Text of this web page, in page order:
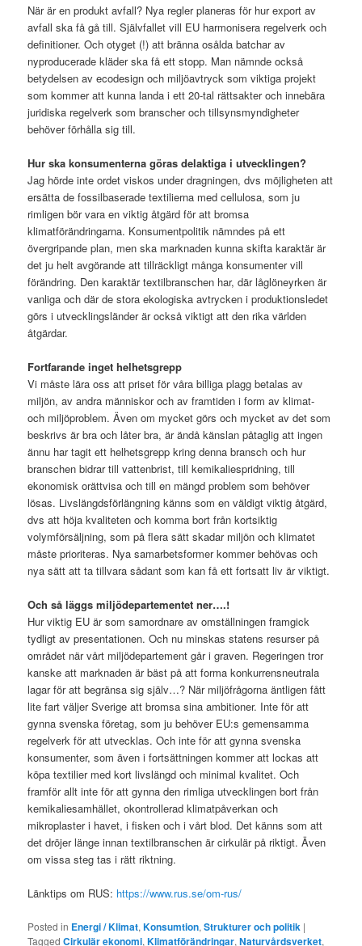
När är en produkt avfall? Nya regler planeras för hur export av
avfall ska få gå till. Självfallet vill EU harmonisera regelverk och
definitioner. Och otyget (!) att bränna osålda batchar av
nyproducerade kläder ska få ett stopp. Man nämnde också
betydelsen av ecodesign och miljöavtryck som viktiga projekt
som kommer att kunna landa i ett 20-tal rättsakter och innebära
juridiska regelverk som branscher och tillsynsmyndigheter
behöver förhålla sig till.
Hur ska konsumenterna göras delaktiga i utvecklingen?
Jag hörde inte ordet viskos under dragningen, dvs möjligheten att
ersätta de fossilbaserade textilierna med cellulosa, som ju
rimligen bör vara en viktig åtgärd för att bromsa
klimatförändringarna. Konsumentpolitik nämndes på ett
övergripande plan, men ska marknaden kunna skifta karaktär är
det ju helt avgörande att tillräckligt många konsumenter vill
förändring. Den karaktär textilbranschen har, där låglöneyrken är
vanliga och där de stora ekologiska avtrycken i produktionsledet
görs i utvecklingsländer är också viktigt att den rika världen
åtgärdar.
Fortfarande inget helhetsgrepp
Vi måste lära oss att priset för våra billiga plagg betalas av
miljön, av andra människor och av framtiden i form av klimat-
och miljöproblem. Även om mycket görs och mycket av det som
beskrivs är bra och låter bra, är ändå känslan påtaglig att ingen
ännu har tagit ett helhetsgrepp kring denna bransch och hur
branschen bidrar till vattenbrist, till kemikaliespridning, till
ekonomisk orättvisa och till en mängd problem som behöver
lösas. Livslängdsförlängning känns som en väldigt viktig åtgärd,
dvs att höja kvaliteten och komma bort från kortsiktig
volymförsäljning, som på flera sätt skadar miljön och klimatet
måste prioriteras. Nya samarbetsformer kommer behövas och
nya sätt att ta tillvara sådant som kan få ett fortsatt liv är viktigt.
Och så läggs miljödepartementet ner….!
Hur viktig EU är som samordnare av omställningen framgick
tydligt av presentationen. Och nu minskas statens resurser på
området när vårt miljödepartement går i graven. Regeringen tror
kanske att marknaden är bäst på att forma konkurrensneutrala
lagar för att begränsa sig själv…? När miljöfrågorna äntligen fått
lite fart väljer Sverige att bromsa sina ambitioner. Inte för att
gynna svenska företag, som ju behöver EU:s gemensamma
regelverk för att utvecklas. Och inte för att gynna svenska
konsumenter, som även i fortsättningen kommer att lockas att
köpa textilier med kort livslängd och minimal kvalitet. Och
framför allt inte för att gynna den rimliga utvecklingen bort från
kemikaliesamhället, okontrollerad klimatpåverkan och
mikroplaster i havet, i fisken och i vårt blod. Det känns som att
det dröjer länge innan textilbranschen är cirkulär på riktigt. Även
om vissa steg tas i rätt riktning.
Länktips om RUS: https://www.rus.se/om-rus/
Posted in Energi / Klimat,Konsumtion,Strukturer och politik |
Tagged Cirkulär ekonomi,Klimatförändringar,Naturvårdsverket,